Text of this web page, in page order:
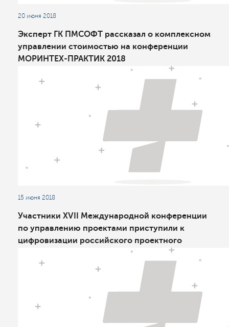
20 июня 2018
Эксперт ГК ПМСОФТ рассказал о комплексном
управлении стоимостью на конференции
МОРИНТЕХ-ПРАКТИК 2018
15 июня 2018
Участники XVII Международной конференции
по управлению проектами приступили к
цифровизации российского проектного